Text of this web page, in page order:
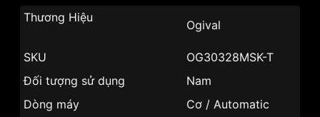
Thương Hiệu
Ogival
SKU
OG30328MSK-T
Đối tượng sử dụng
Nam
Dòng máy
Cơ / Automatic